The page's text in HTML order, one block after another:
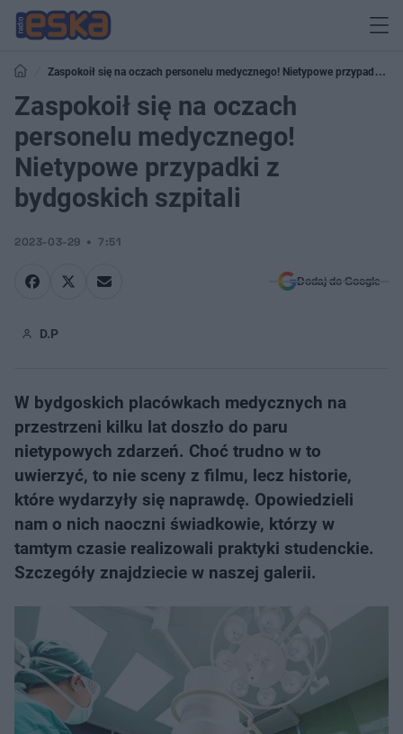
Zaspokoił się na oczach personelu medycznego! Nietypowe przypadki z
bydgoskich szpitali
Zaspokoił się na oczach
personelu medycznego!
Nietypowe przypadki z
bydgoskich szpitali
2023-03-29 7:51
Dodaj do Google
D.P
W bydgoskich placówkach medycznych na
przestrzeni kilku lat doszło do paru
nietypowych zdarzeń. Choć trudno w to
uwierzyć, to nie sceny z filmu, lecz historie,
które wydarzyły się naprawdę. Opowiedzieli
nam o nich naoczni świadkowie, którzy w
tamtym czasie realizowali praktyki studenckie.
Szczegóły znajdziecie w naszej galerii.